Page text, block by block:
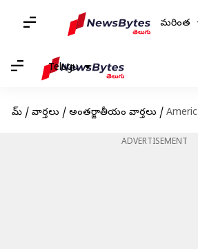
మరింత
Telugu
హోమ్ / వార్తలు / అంతర్జాతీయం వార్తలు / America: బంగ్లాదేశ్
ADVERTISEMENT